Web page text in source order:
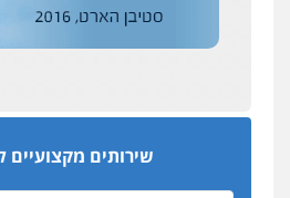
שירותים מקצועיים
0522508109
מקצועיים לעורכי דין
הדין החדשים
עסקה חמה
כתב האישום נגד עו"ד עידן
לאקטים מיניים